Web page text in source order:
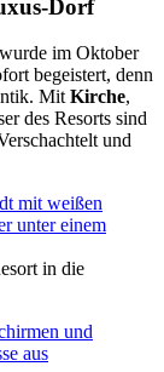
Dorf
wurde im Oktober
begeistert, denn
Mit Kirche,
des Resorts sind
und
in die